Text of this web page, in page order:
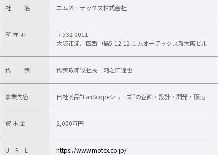
社 名 エムオーテックス株式会社
所 在 地
〒532-0011
大阪市淀川区西中島5-12-12 エムオーテックス新大阪ビル
代 表 代表取締役社長 河之口達也
事業内容 自社商品“LanScopeシリーズ”の企画・設計・開発・販売
資 本 金 2,000万円
U R L https://www.motex.co.jp/